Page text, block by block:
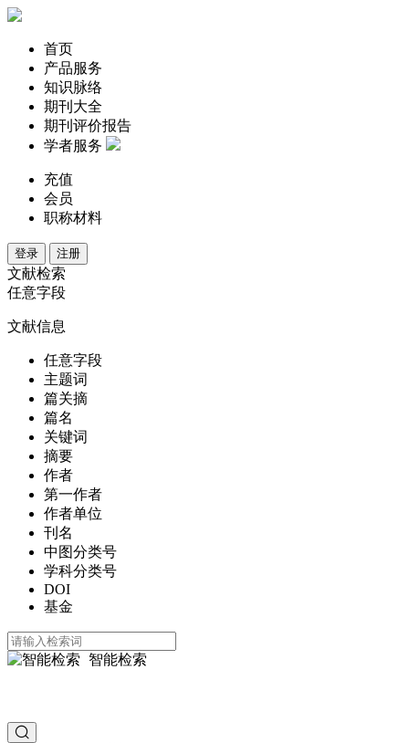
首页
产品服务
知识脉络
期刊大全
期刊评价报告
学者服务
充值
会员
职称材料
登录 注册
文献检索
任意字段
文献信息
任意字段
主题词
篇关摘
篇名
关键词
摘要
作者
第一作者
作者单位
刊名
中图分类号
学科分类号
DOI
基金
智能检索